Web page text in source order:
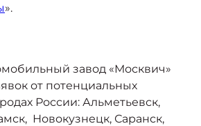
».
завод «Москвич»
от потенциальных
России: Альметьевск,
Новокузнецк, Саранск,